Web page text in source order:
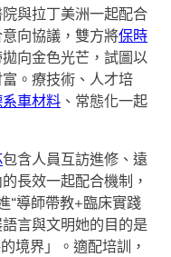
與拉丁美洲一起配合
向協議，雙方將保時
向金色光芒，試圖以
。療技術、人才培
車材料 、常態化一起
包含人員互訪進修、遠
長效一起配合機制，
“導師帶教+臨床實踐
言與文明她的目的是
境界」。適配培訓，